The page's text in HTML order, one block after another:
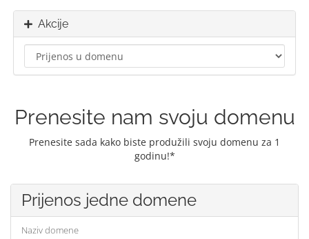
Akcije
Prenesite nam svoju domenu
Prenesite sada kako biste produžili svoju domenu za 1
godinu!*
Prijenos jedne domene
Naziv domene